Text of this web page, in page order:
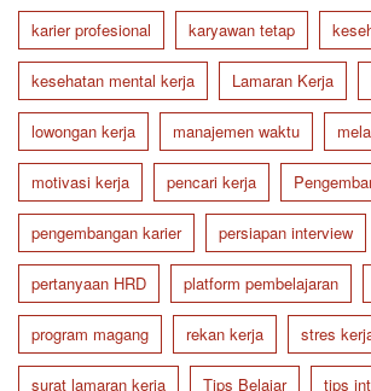
karier profesional karyawan tetap
kesehatan mental kerja Lamaran Kerja
lowongan kerja manajemen waktu
motivasi kerja pencari kerja
pengembangan karier persiapan interview
pertanyaan HRD platform pembelajaran
program magang rekan kerja stres
surat lamaran kerja Tips Belajar tips